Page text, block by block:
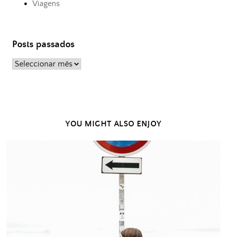
Viagens
Posts passados
Posts
YOU MIGHT ALSO ENJOY